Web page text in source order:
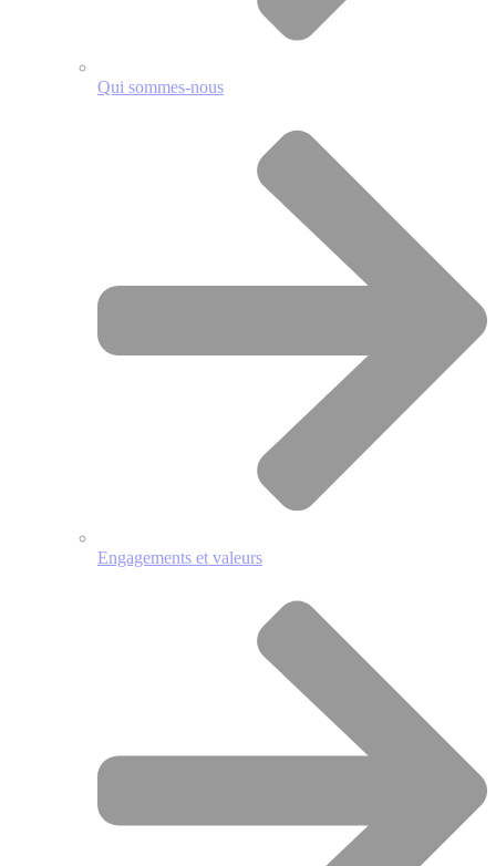
Qui sommes-nous
Engagements et valeurs